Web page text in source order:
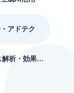
アドテク
アクセス解析・効果測定